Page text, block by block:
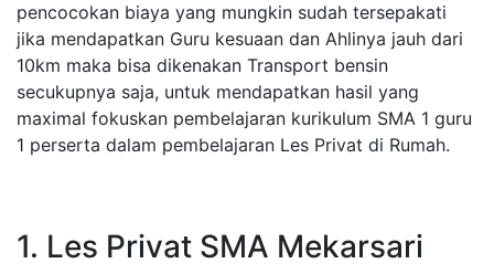
pencocokan biaya yang mungkin sudah tersepakati
jika mendapatkan Guru kesuaan dan Ahlinya jauh dari
10km maka bisa dikenakan Transport bensin
secukupnya saja, untuk mendapatkan hasil yang
maximal fokuskan pembelajaran kurikulum SMA 1 guru
1 perserta dalam pembelajaran Les Privat di Rumah.
1. Les Privat SMA Mekarsari